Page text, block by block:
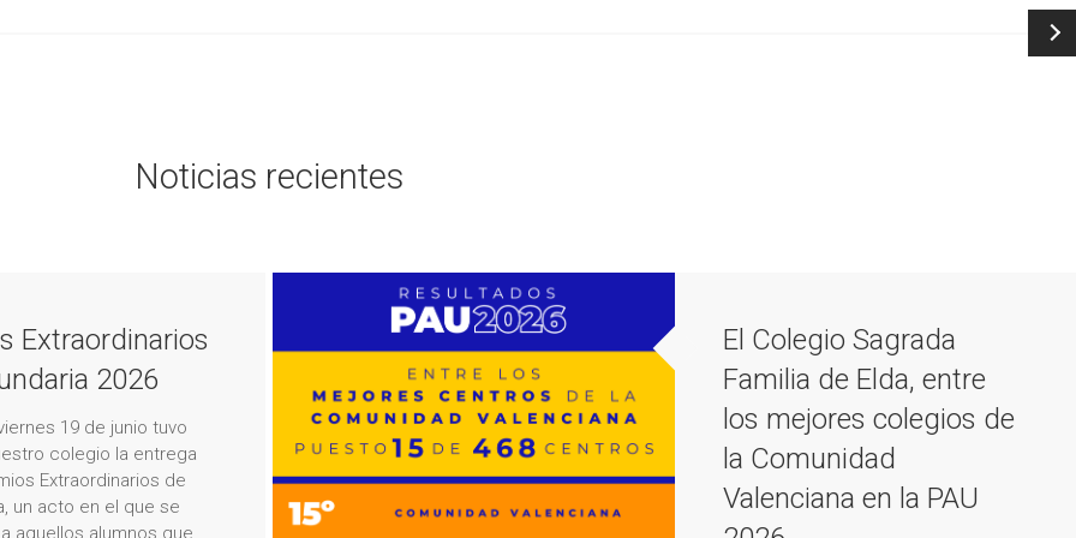
Noticias recientes
Extraordinarios
2026
19 de junio tuvo
colegio la entrega
Extraordinarios de
un acto en el que se
aquellos alumnos que
El Colegio Sagrada
Familia de Elda, entre
los mejores colegios de
la Comunidad
Valenciana en la PAU